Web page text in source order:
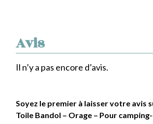
Avis
Il n’y a pas encore d’avis.
Soyez le premier à laisser votre avis
Toile Bandol – Orage – Pour